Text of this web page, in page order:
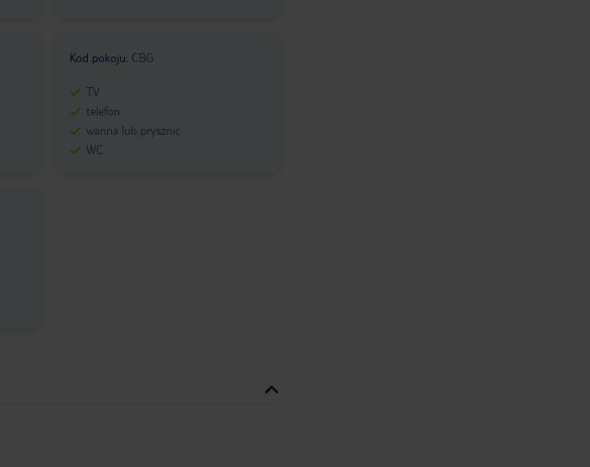
Kod pokoju: CBG
TV
telefon
wanna lub prysznic
WC